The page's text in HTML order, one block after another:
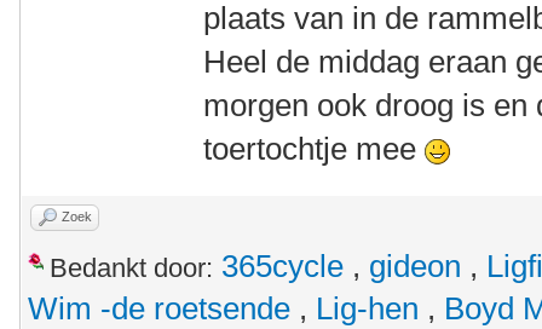
plaats van in de
Heel de middag eraan
morgen ook droog is
toertochtje mee
Zoek
Bedankt door: 365cycle , gideon ,
Wim -de roetsende , Lig-hen , Boyd